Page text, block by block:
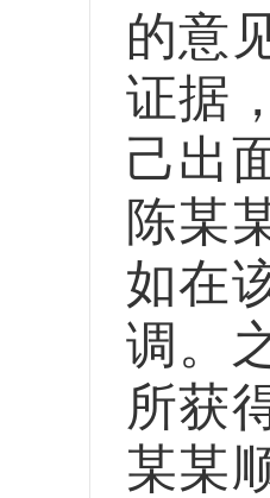
的意
证据
己出
陈某
如在
调。
所获
某某